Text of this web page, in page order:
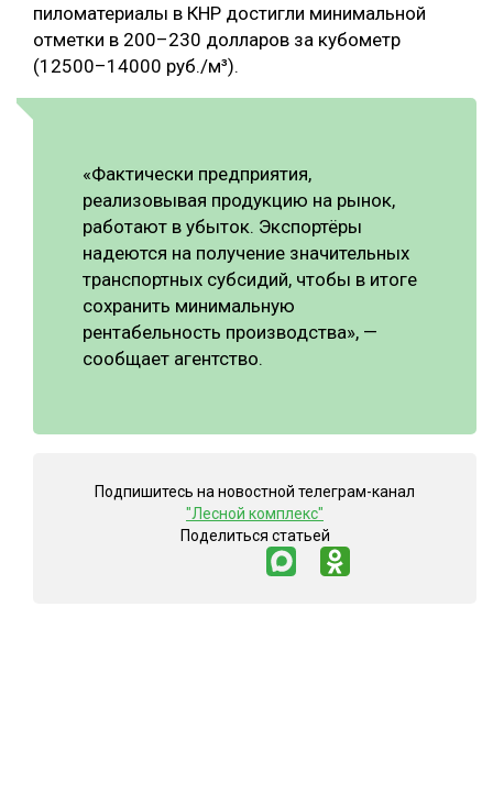
пиломатериалы в КНР достигли минимальной
отметки в 200–230 долларов за кубометр
(12500–14000 руб./м³).
«Фактически предприятия,
реализовывая продукцию на рынок,
работают в убыток. Экспортёры
надеются на получение значительных
транспортных субсидий, чтобы в итоге
сохранить минимальную
рентабельность производства», —
сообщает агентство.
Подпишитесь на новостной телеграм-канал
"Лесной комплекс"
Поделиться статьей